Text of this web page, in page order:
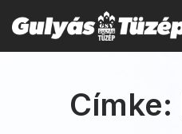
Címke: